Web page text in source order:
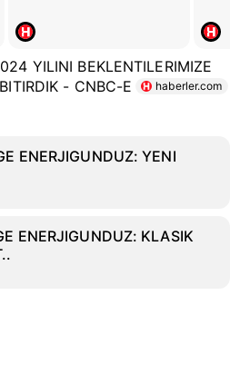
YILINI BEKLENTILERIMIZE
- CNBC-E
haberler.com
ENERJIGUNDUZ: YENI
ENERJIGUNDUZ: KLASIK